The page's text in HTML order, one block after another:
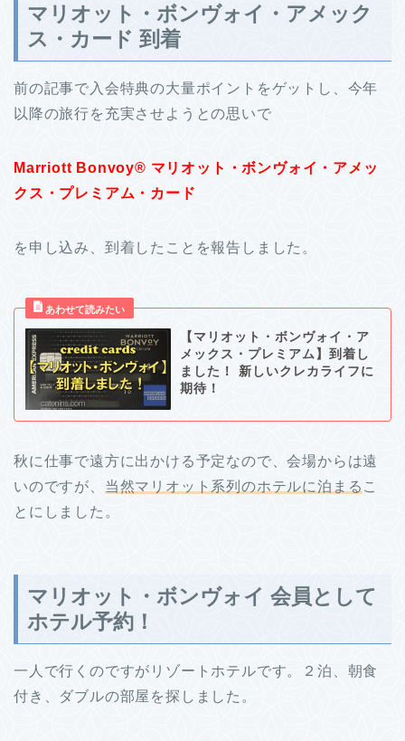
マリオット・ボンヴォイ・アメック
ス・カード 到着
前の記事で入会特典の大量ポイントをゲットし、今年
以降の旅行を充実させようとの思いで
Marriott Bonvoy® マリオット・ボンヴォイ・アメッ
クス・プレミアム・カード
を申し込み、到着したことを報告しました。
【マリオット・ボンヴォイ・ア
メックス・プレミアム】到着し
ました！ 新しいクレカライフに
期待！
秋に仕事で遠方に出かける予定なので、会場からは遠
いのですが、 当然マリオット系列のホテルに泊まる こ
とにしました。
マリオット・ボンヴォイ 会員として
ホテル予約！
一人で行くのですがリゾートホテルです。２泊、朝食
付き、ダブルの部屋を探しました。